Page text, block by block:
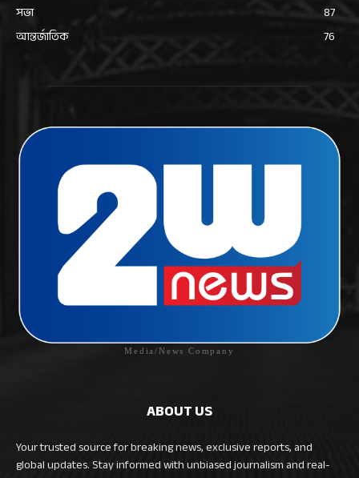
সভা
87
আন্তর্জাতিক
76
Media/News Company
ABOUT US
Your trusted source for breaking news, exclusive reports, and
global updates. Stay informed with unbiased journalism and real-